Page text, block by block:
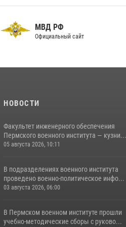
МВД РФ
Официальный сайт
НОВОСТИ
Факультет инженерного обеспечения
Пермского военного института — кузни...
05 августа 2026, 10:11
В подразделениях военного института
проведено военно-политическое инфо...
03 августа 2026, 06:00
В Пермском военном институте прошли
учебно-методические сборы с руково...